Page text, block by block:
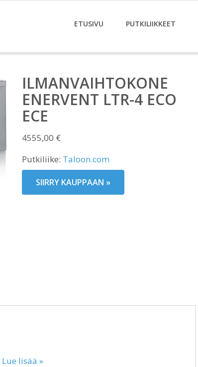
ETUSIVU PUTKILIIKKEET
ILMANVAIHTOKONE
ENERVENT LTR-4 ECO
ECE
4555,00 €
Putkiliike: Taloon.com
SIIRRY KAUPPAAN »
Lue lisää »